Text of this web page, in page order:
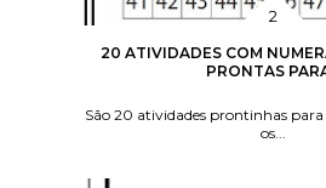
20 ATIVIDADES COM
PRONTAS
São 20 atividades prontinhas
os...